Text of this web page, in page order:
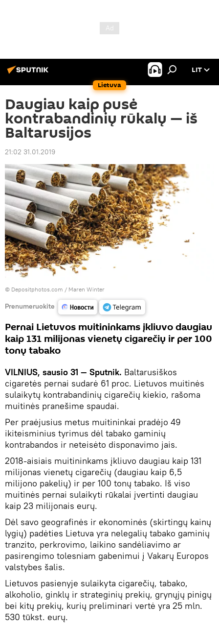
Lietuva
LIT
Daugiau kaip pusė
kontrabandinių rūkalų — iš
Baltarusijos
21:02 31.01.2019
© Depositphotos.com / Maren Winter
Prenumeruokite
Pernai Lietuvos muitininkams įkliuvo daugiau
kaip 131 milijonas vienetų cigarečių ir per 100
tonų tabako
VILNIUS, sausio 31 — Sputnik. Baltarusiškos
cigaretės pernai sudarė 61 proc. Lietuvos muitinės
sulaikytų kontrabandinių cigarečių kiekio, rašoma
muitinės pranešime spaudai.
Per praėjusius metus muitininkai pradėjo 49
ikiteisminius tyrimus dėl tabako gaminių
kontrabandos ir neteisėto disponavimo jais.
2018-aisiais muitininkams įkliuvo daugiau kaip 131
milijonas vienetų cigarečių (daugiau kaip 6,5
milijono pakelių) ir per 100 tonų tabako. Iš viso
muitinės pernai sulaikyti rūkalai įvertinti daugiau
kaip 23 milijonais eurų.
Dėl savo geografinės ir ekonominės (skirtingų kainų
lygių) padėties Lietuva yra nelegalių tabako gaminių
tranzito, perkrovimo, laikino sandėliavimo ar
pasirengimo tolesniam gabenimui į Vakarų Europos
valstybes šalis.
Lietuvos pasienyje sulaikyta cigarečių, tabako,
alkoholio, ginklų ir strateginių prekių, grynųjų pinigų
bei kitų prekių, kurių preliminari vertė yra 25 mln.
530 tūkst. eurų.